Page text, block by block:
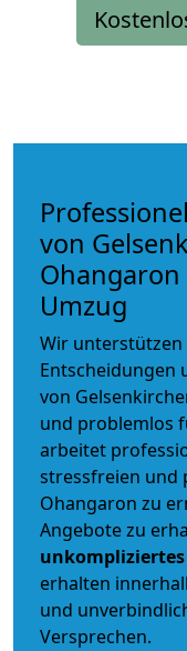
von
Umzug
Wir unterstützen
Entscheidungen
von
und problemlos
arbeitet
stressfreien und
Ohangaron zu
Angebote zu
erhalten
und
Versprechen.